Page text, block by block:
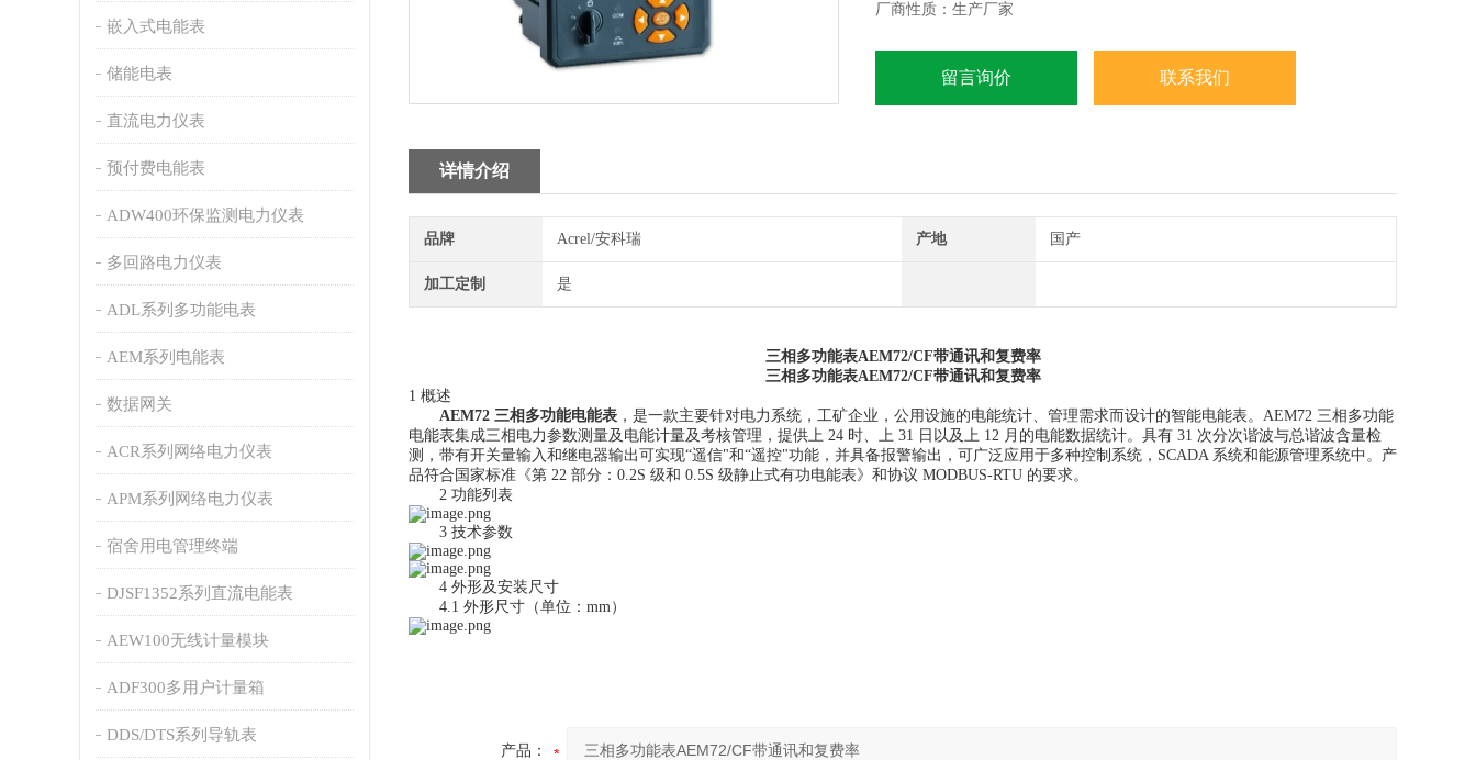
嵌入式电能表
储能电表
直流电力仪表
预付费电能表
ADW400环保监测电力仪表
多回路电力仪表
ADL系列多功能电表
AEM系列电能表
数据网关
ACR系列网络电力仪表
APM系列网络电力仪表
宿舍用电管理终端
DJSF1352系列直流电能表
AEW100无线计量模块
ADF300多用户计量箱
DDS/DTS系列导轨表
厂商性质：生产厂家
留言询价 联系我们
详情介绍
品牌 Acrel/安科瑞 产地 国产
加工定制 是
三相多功能表AEM72/CF带通讯和复费率
三相多功能表AEM72/CF带通讯和复费率
1 概述
AEM72 三相多功能电能表 ，是一款主要针对电力系统，工矿企业，公用设施的电能统计、管理需求而设计的智能电能表。AEM72 三相多功能
电能表集成三相电力参数测量及电能计量及考核管理，提供上 24 时、上 31 日以及上 12 月的电能数据统计。具有 31 次分次谐波与总谐波含量检
测，带有开关量输入和继电器输出可实现“遥信"和“遥控"功能，并具备报警输出，可广泛应用于多种控制系统，SCADA 系统和能源管理系统中。产
品符合国家标准《第 22 部分：0.2S 级和 0.5S 级静止式有功电能表》和协议 MODBUS-RTU 的要求。
2 功能列表
3 技术参数
4 外形及安装尺寸
4.1 外形尺寸（单位：mm）
产品：